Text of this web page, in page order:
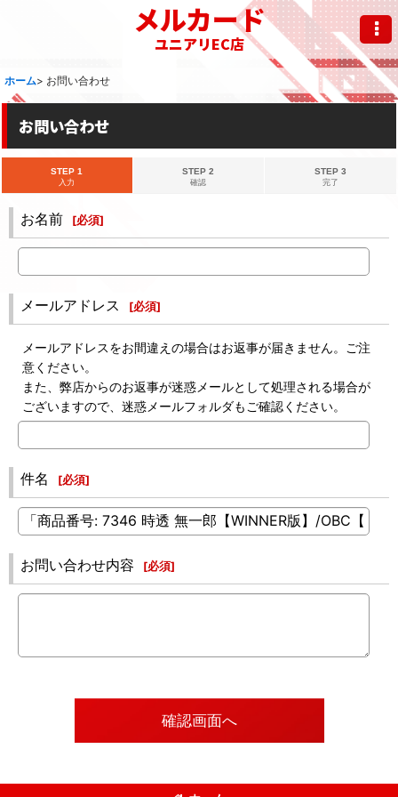
メルカード
ユニアリEC店
ホーム> お問い合わせ
お問い合わせ
STEP 1
入力
STEP 2
確認
STEP 3
完了
お名前 [必須]
メールアドレス [必須]
メールアドレスをお間違えの場合はお返事が届きません。ご注
意ください。
また、弊店からのお返事が迷惑メールとして処理される場合が
ございますので、迷惑メールフォルダもご確認ください。
件名 [必須]
お問い合わせ内容 [必須]
確認画面へ